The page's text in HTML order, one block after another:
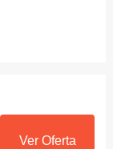
Ver Oferta